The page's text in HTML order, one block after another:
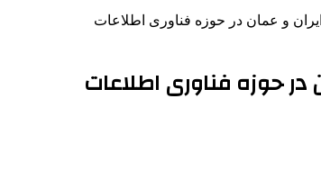
و عمان در حوزه فناوری اطلاعات
حوزه فناوری اطلاعات